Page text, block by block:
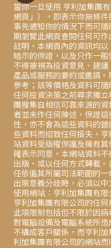
當你一旦使用 亨利加集團
網頁」），即表示你無條
事先通知你的情況下而可
期瀏覽此網頁查閱任何可
註明，本網頁內的資訊均
暗示的保證，以及只作一
不得被視為投資意見、建
產品或服務的要約或邀請
參考；該等價格及資料可
任何投資決策之前尋求獨
團搜集自相信可靠來源的
者並未作任何陳述，保證
性，亦不會為這些資料的
些資料而招致任何損失，
站資料受版權保護及擁有
確表示同意，本網站資料
出版、或以任何方式轉載
任依循其所屬司法範圍的
出現意義分歧時，必須以中
使用網站：亨利加集團有
亨利加集團有限公司的任
此項限制包括但不限於因
對電腦設備及電腦系統所
不構成客戶關係，而亨利
利加集團有限公司的網站